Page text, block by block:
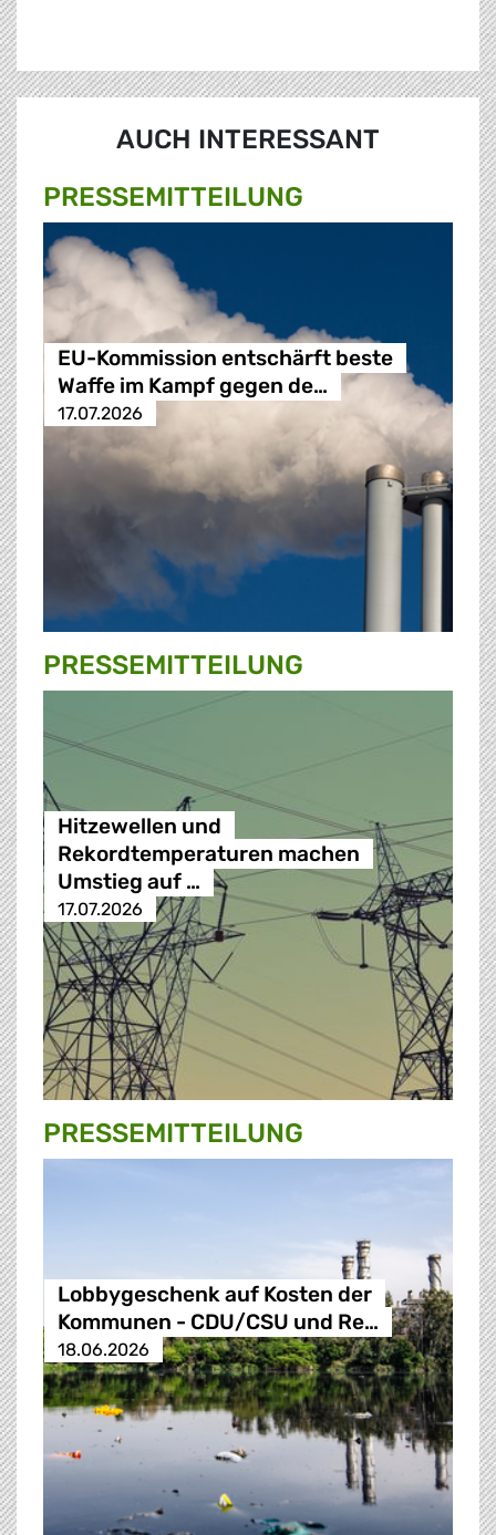
AUCH INTERESSANT
PRESSE­MITTEILUNG
EU-Kommission entschärft beste
Waffe im Kampf gegen de…
17.07.2026
PRESSE­MITTEILUNG
Hitzewellen und
Rekordtemperaturen machen
Umstieg auf …
17.07.2026
PRESSE­MITTEILUNG
Lobbygeschenk auf Kosten der
Kommunen - CDU/CSU und Re…
18.06.2026